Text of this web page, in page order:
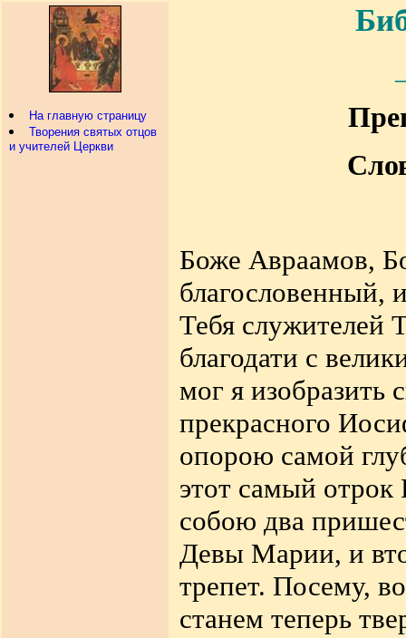
На главную страницу
Творения святых отцов
и учителей Церкви
Боже Авраамов,
благословенный,
Тебя служителей
благодати с
мог я изобразить
прекрасного
опорою самой
этот самый отрок
собою два
Девы Марии, и
трепет. Посему,
станем теперь